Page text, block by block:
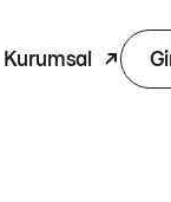
Kurumsal